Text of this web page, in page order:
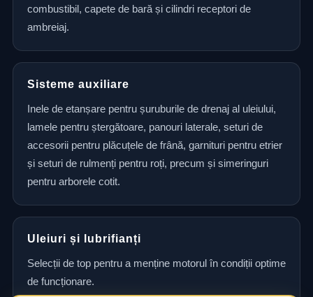
combustibil, capete de bară și cilindri receptori de
ambreiaj.
Sisteme auxiliare
Inele de etanșare pentru șuruburile de drenaj al uleiului,
lamele pentru ștergătoare, panouri laterale, seturi de
accesorii pentru plăcuțele de frână, garnituri pentru etrier
și seturi de rulmenți pentru roți, precum și simeringuri
pentru arborele cotit.
Uleiuri și lubrifianți
Selecții de top pentru a menține motorul în condiții optime
de funcționare.